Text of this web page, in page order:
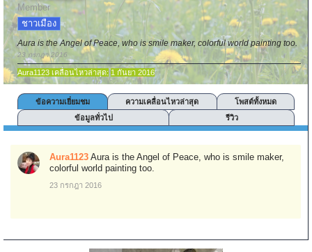
Member
ชาวเมือง
Aura is the Angel of Peace, who is smile maker, colorful world painting too.
23 กรกฎา 2016
Aura1123 เคลื่อนไหวล่าสุด: 1 กันยา 2016
ข้อความเยี่ยมชม ความเคลื่อนไหวล่าสุด
โพสต์ทั้งหมด
ข้อมูลทั่วไป
รีวิว
Aura1123 Aura is the Angel of Peace, who is smile maker,
colorful world painting too.
23 กรกฎา 2016